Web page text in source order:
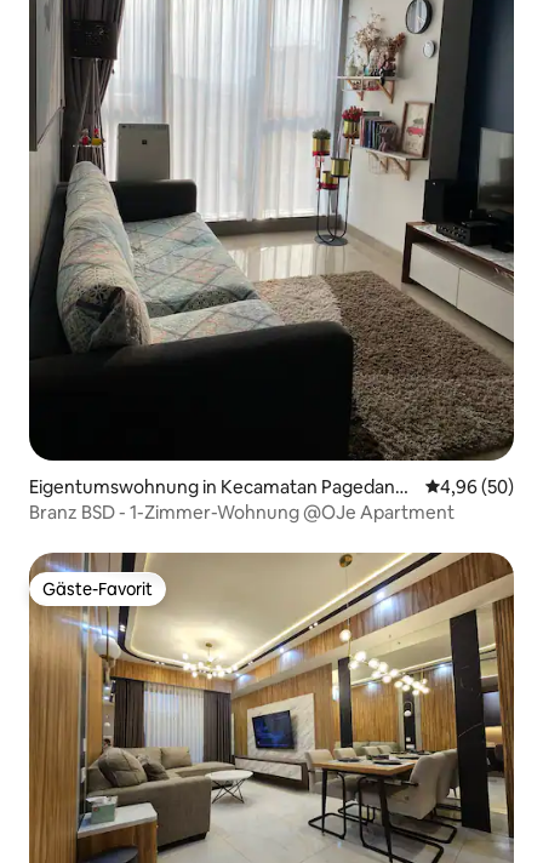
Eigentumswohnung in Kecamatan Pagedanga
n
4,96 (50)
Branz BSD - 1-Zimmer-Wohnung @OJe Apartment
Gäste-Favorit
Gäste-Favorit